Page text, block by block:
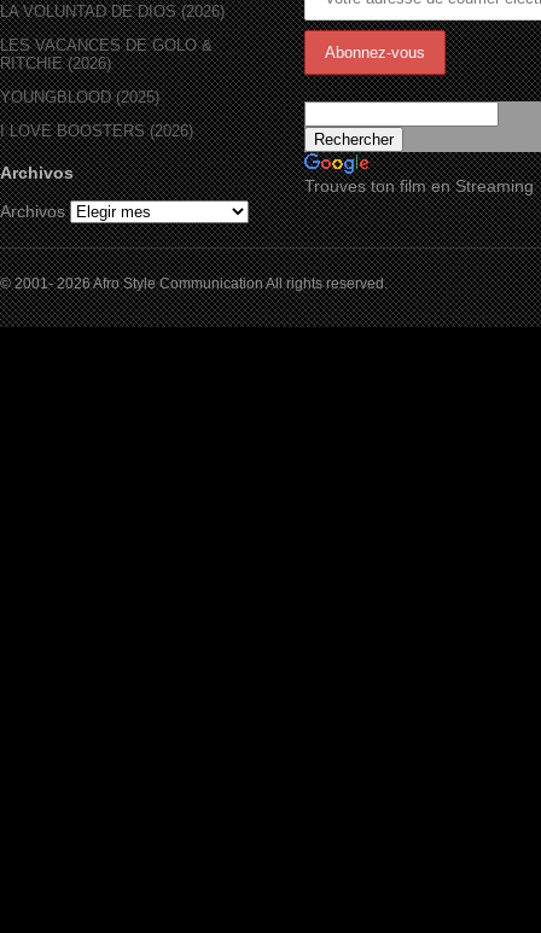
LA VOLUNTAD DE DIOS (2026)
LES VACANCES DE GOLO &
RITCHIE (2026)
YOUNGBLOOD (2025)
I LOVE BOOSTERS (2026)
Archivos
Archivos
Trouves ton film en Streaming
© 2001- 2026 Afro Style Communication All rights reserved.